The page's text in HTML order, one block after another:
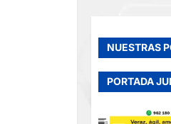
NUESTRAS
PORTADA